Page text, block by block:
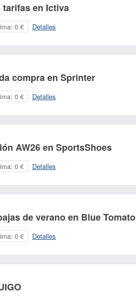
tarifas en Ictiva
0 € Detalles
compra en Sprinter
0 € Detalles
AW26 en SportsShoes
0 € Detalles
de verano en Blue Tomato
0 € Detalles